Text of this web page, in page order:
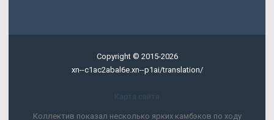
Copyright © 2015-2026
xn--c1ac2abal6e.xn--p1ai/translation/
Карта сайта
Коллектив показал несколько ярких камбэков по ходу